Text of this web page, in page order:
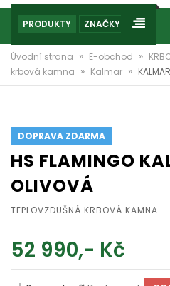
PRODUKTY ZNAČKY
Úvodní strana » E-obchod »
krbová kamna » Kalmar »
DOPRAVA ZDARMA
HS FLAMINGO
OLIVOVÁ
TEPLOVZDUŠNÁ KRBOVÁ KAMNA
52 990,- Kč